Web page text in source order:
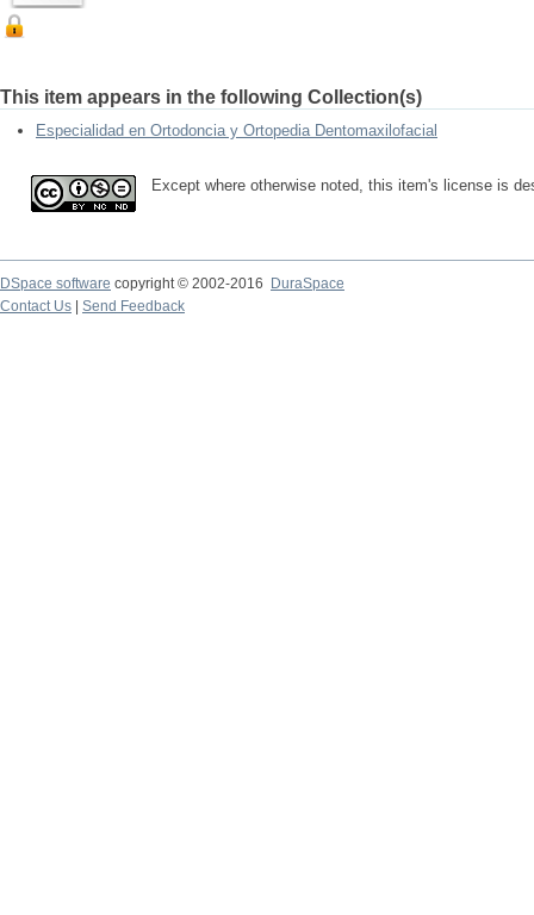
This item appears in the following Collection(s)
Especialidad en Ortodoncia y Ortopedia Dentomaxilofacial
Except where otherwise noted, this item's license is
DSpace software copyright © 2002-2016
DuraSpace
Contact Us
Send Feedback